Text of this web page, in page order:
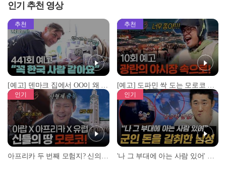
인기 추천 영상
추천
[예고] 덴마크 집에서 OO이 왜 나와...? 이상할 정도로 한국을 사랑하는 우리 형을 제보합니다!
추천
[예고] 도파민 싹 도는 모로코 야시장 투어!
인기 인기